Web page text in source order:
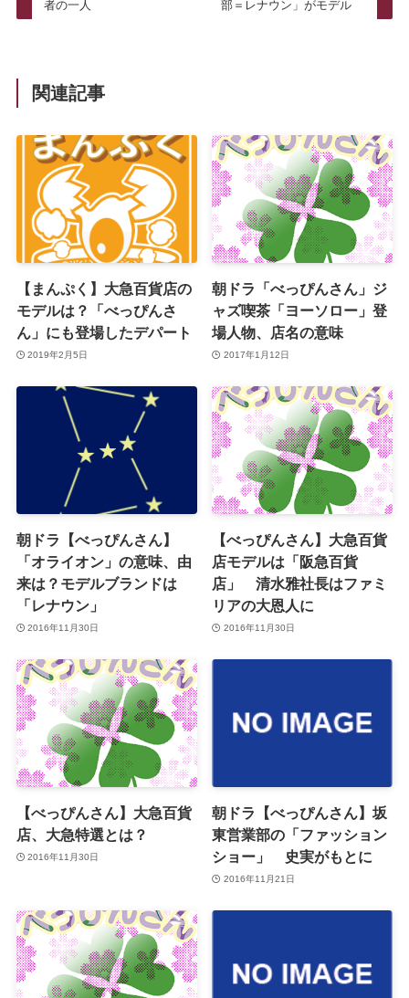
者の一人 部＝レナウン」がモデル
関連記事
【まんぷく】大急百貨店の
モデルは？「べっぴんさ
ん」にも登場したデパート
2019年2月5日
朝ドラ「べっぴんさん」ジ
ャズ喫茶「ヨーソロー」登
場人物、店名の意味
2017年1月12日
朝ドラ【べっぴんさん】
「オライオン」の意味、由
来は？モデルブランドは
「レナウン」
2016年11月30日
【べっぴんさん】大急百貨
店モデルは「阪急百貨
店」 清水雅社長はファミ
リアの大恩人に
2016年11月30日
【べっぴんさん】大急百貨
店、大急特選とは？
2016年11月30日
朝ドラ【べっぴんさん】坂
東営業部の「ファッション
ショー」 史実がもとに
2016年11月21日